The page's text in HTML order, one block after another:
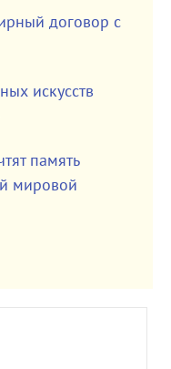
договор с
искусств
память
мировой